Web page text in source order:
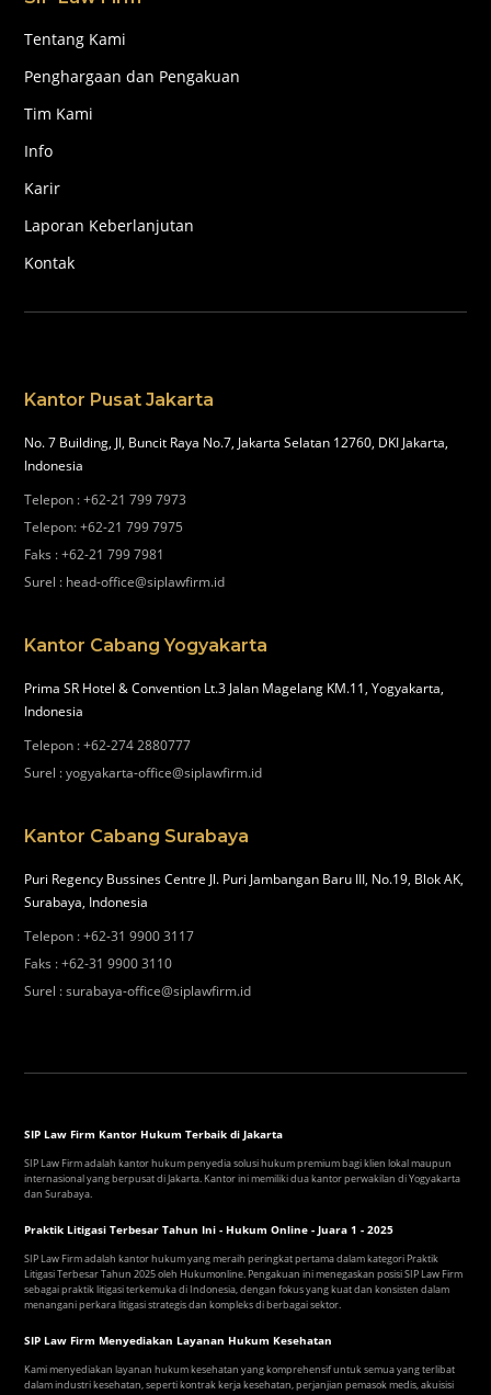
Tentang Kami
Penghargaan dan Pengakuan
Tim Kami
Info
Karir
Laporan Keberlanjutan
Kontak
Kantor Pusat Jakarta
No. 7 Building, Jl, Buncit Raya No.7, Jakarta Selatan 12760, DKI Jakarta,
Indonesia
Telepon :+62-21 799 7973
Telepon:+62-21 799 7975
Faks :+62-21 799 7981
Surel : head-office@siplawfirm.id
Kantor Cabang Yogyakarta
Prima SR Hotel & Convention Lt.3 Jalan Magelang KM.11, Yogyakarta,
Indonesia
Telepon :+62-274 2880777
Surel :yogyakarta-office@siplawfirm.id
Kantor Cabang Surabaya
Puri Regency Bussines Centre Jl. Puri Jambangan Baru III, No.19, Blok AK,
Surabaya, Indonesia
Telepon :+62-31 9900 3117
Faks :+62-31 9900 3110
Surel :surabaya-office@siplawfirm.id
SIP Law Firm Kantor Hukum Terbaik di Jakarta
SIP Law Firm adalah kantor hukum penyedia solusi hukum premium bagi klien lokal maupun
internasional yang berpusat di Jakarta. Kantor ini memiliki dua kantor perwakilan di Yogyakarta
dan Surabaya.
Praktik Litigasi Terbesar Tahun Ini - Hukum Online - Juara 1 - 2025
SIP Law Firm adalah kantor hukum yang meraih peringkat pertama dalam kategori Praktik
Litigasi Terbesar Tahun 2025 oleh Hukumonline. Pengakuan ini menegaskan posisi SIP Law Firm
sebagai praktik litigasi terkemuka di Indonesia, dengan fokus yang kuat dan konsisten dalam
menangani perkara litigasi strategis dan kompleks di berbagai sektor.
SIP Law Firm Menyediakan Layanan Hukum Kesehatan
Kami menyediakan layanan hukum kesehatan yang komprehensif untuk semua yang terlibat
dalam industri kesehatan, seperti kontrak kerja kesehatan, perjanjian pemasok medis, akuisisi